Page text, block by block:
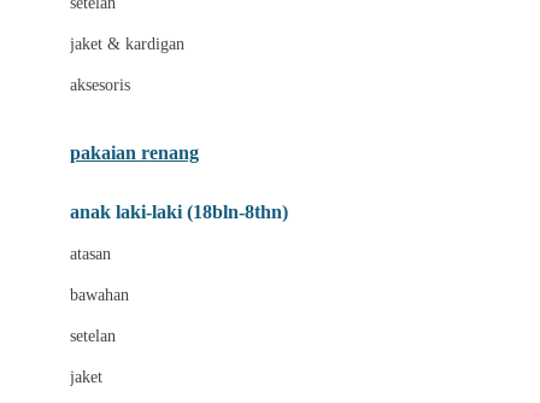
Buds Organics
Bugaboo
C
jaket & kardigan
aksesoris
pakaian renang
anak laki-laki (18bln-8thn)
atasan
bawahan
setelan
jaket